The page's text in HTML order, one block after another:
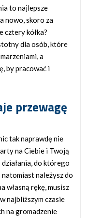
to najlepsze
nowo, skoro za
cztery kółka?
dla osób, które
a
by pracować i
przewagę
tak naprawdę nie
na Ciebie i Twoją
do którego
należysz do
własną rękę, musisz
najbliższym czasie
na gromadzenie